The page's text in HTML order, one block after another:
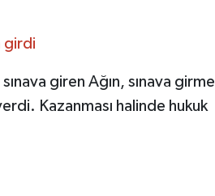
girdi
giren Ağın, sınava girme
Kazanması halinde hukuk